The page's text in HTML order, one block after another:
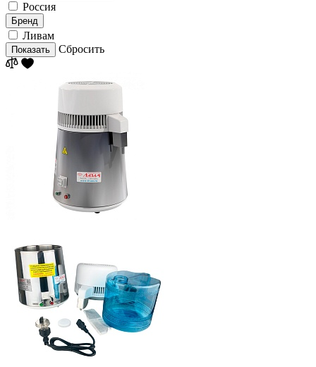
Россия
Бренд
Ливам
Показать Сбросить